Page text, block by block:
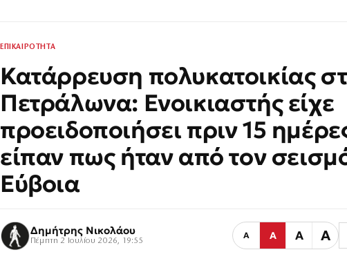
ΕΠΙΚΑΙΡΟΤΗΤΑ
Κατάρρευση πολυκατοικίας
Πετράλωνα: Ενοικιαστής είχε
προειδοποιήσει πριν 15
είπαν πως ήταν από τον
Εύβοια
Δημήτρης Νικολάου
Πέμπτη 2 Ιουλίου 2026, 19:55
Α Α Α Α